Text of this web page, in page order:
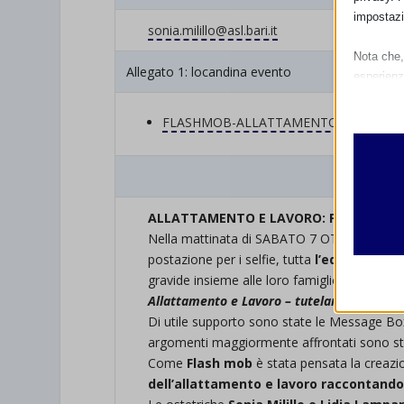
sonia.milillo@asl.bari.it
Allegato 1: locandina evento
FLASHMOB-ALLATTAMENTO-
ALLATTAMENTO E LAVORO: FLASHMOB
Nella mattinata di SABATO 7 OTTOBRE in
postazione per i selfie, tutta l’equipedel
gravide insieme alle loro famiglie per
Allattamento e Lavoro – tutelare
Di utile supporto sono state le Message
argomenti maggiormente affrontati sono
Come Flash mob è stata pensata la
dell’allattamento e lavoro
Nota
wp-
I
_ga
_ga_*
Altri